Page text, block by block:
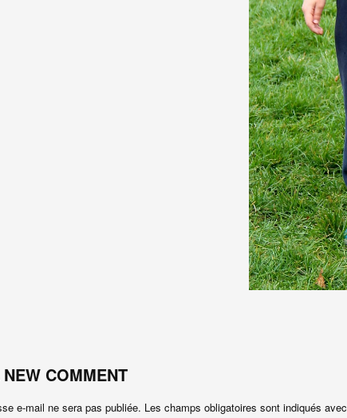
COMMENT
e-mail ne sera pas publiée. Les champs obligatoires sont indiqués avec